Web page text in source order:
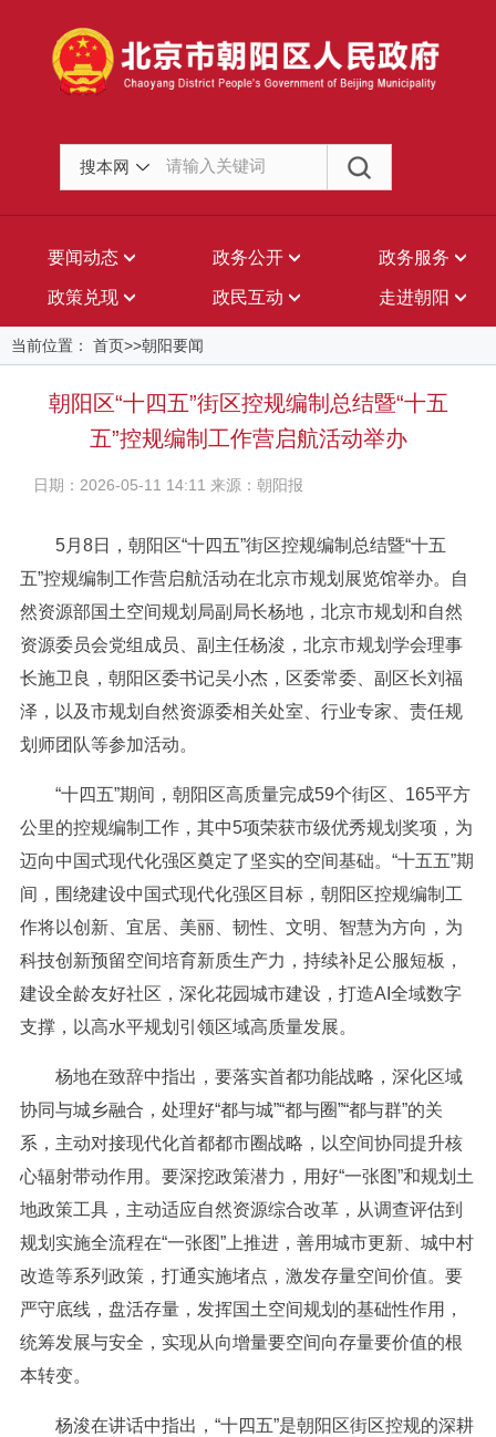
搜本网
要闻动态 政务公开 政务服务
政策兑现 政民互动 走进朝阳
当前位置： 首页>>朝阳要闻
朝阳区“十四五”街区控规编制总结暨“十五
五”控规编制工作营启航活动举办
日期：2026-05-11 14:11 来源：朝阳报
5月8日，朝阳区“十四五”街区控规编制总结暨“十五
五”控规编制工作营启航活动在北京市规划展览馆举办。自
然资源部国土空间规划局副局长杨地，北京市规划和自然
资源委员会党组成员、副主任杨浚，北京市规划学会理事
长施卫良，朝阳区委书记吴小杰，区委常委、副区长刘福
泽，以及市规划自然资源委相关处室、行业专家、责任规
划师团队等参加活动。
“十四五”期间，朝阳区高质量完成59个街区、165平方
公里的控规编制工作，其中5项荣获市级优秀规划奖项，为
迈向中国式现代化强区奠定了坚实的空间基础。“十五五”期
间，围绕建设中国式现代化强区目标，朝阳区控规编制工
作将以创新、宜居、美丽、韧性、文明、智慧为方向，为
科技创新预留空间培育新质生产力，持续补足公服短板，
建设全龄友好社区，深化花园城市建设，打造AI全域数字
支撑，以高水平规划引领区域高质量发展。
杨地在致辞中指出，要落实首都功能战略，深化区域
协同与城乡融合，处理好“都与城”“都与圈”“都与群”的关
系，主动对接现代化首都都市圈战略，以空间协同提升核
心辐射带动作用。要深挖政策潜力，用好“一张图”和规划土
地政策工具，主动适应自然资源综合改革，从调查评估到
规划实施全流程在“一张图”上推进，善用城市更新、城中村
改造等系列政策，打通实施堵点，激发存量空间价值。要
严守底线，盘活存量，发挥国土空间规划的基础性作用，
统筹发展与安全，实现从向增量要空间向存量要价值的根
本转变。
杨浚在讲话中指出，“十四五”是朝阳区街区控规的深耕